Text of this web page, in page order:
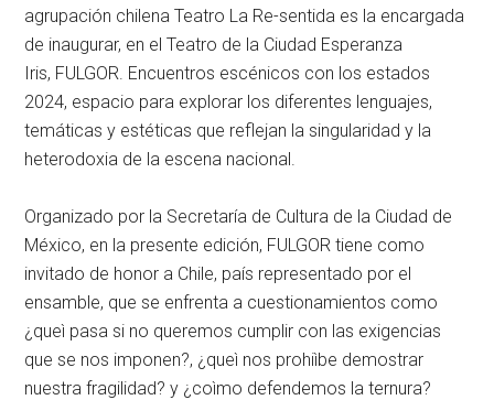
agrupación chilena Teatro La Re-sentida es la encargada
de inaugurar, en elTeatro de la Ciudad Esperanza
Iris, FULGOR. Encuentros escénicos con los estados
2024, espacio para explorar los diferentes lenguajes,
temáticas y estéticas que reflejan la singularidad y la
heterodoxia de la escena nacional.
Organizado por la Secretaría de Cultura de la Ciudad de
México, en la presente edición, FULGOR tiene como
invitado de honor a Chile, país representado por el
ensamble, que se enfrenta a cuestionamientos como
¿queì pasa si no queremos cumplir con las exigencias
que se nos imponen?, ¿queì nos prohiìbe demostrar
nuestra fragilidad? y ¿coìmo defendemos la ternura?